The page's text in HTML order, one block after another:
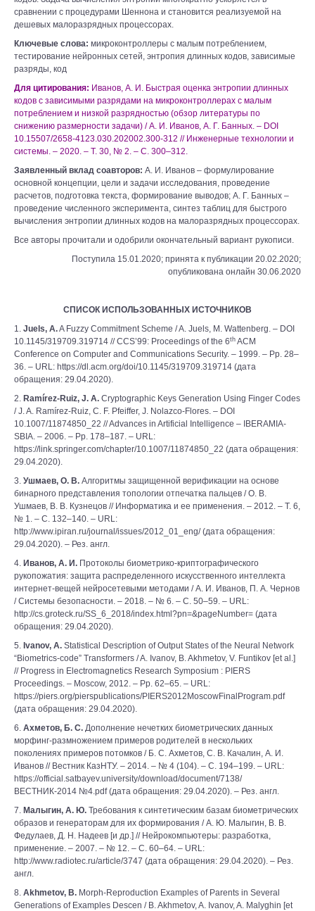
сравнении с процедурами Шеннона и становится реализуемой на
дешевых малоразрядных процессорах.
Ключевые слова: микроконтроллеры с малым потреблением,
тестирование нейронных сетей, энтропия длинных кодов, зависимые
разряды, код
Для цитирования: Иванов, А. И. Быстрая оценка энтропии длинных
кодов с зависимыми разрядами на микроконтроллерах с малым
потреблением и низкой разрядностью (обзор литературы по
снижению размерности задачи) / А. И. Иванов, А. Г. Банных. – DOI
10.15507/2658-4123.030.202002.300-312 // Инженерные технологии и
системы. – 2020. – Т. 30, № 2. – С. 300–312.
Заявленный вклад соавторов: А. И. Иванов – формулирование
основной концепции, цели и задачи исследования, проведение
расчетов, подготовка текста, формирование выводов; А. Г. Банных –
проведение численного эксперимента, синтез таблиц для быстрого
вычисления энтропии длинных кодов на малоразрядных процессорах.
Все авторы прочитали и одобрили окончательный вариант рукописи.
Поступила 15.01.2020; принята к публикации 20.02.2020;
опубликована онлайн 30.06.2020
СПИСОК ИСПОЛЬЗОВАННЫХ ИСТОЧНИКОВ
1. Juels, A.A Fuzzy Commitment Scheme / A. Juels, M. Wattenberg. – DOI
10.1145/319709.319714 // CCS’99: Proceedings of the 6th ACM
Conference on Computer and Communications Security. – 1999. – Pp. 28–
36. – URL: https://dl.acm.org/doi/10.1145/319709.319714 (дата
обращения: 29.04.2020).
2. Ramírez-Ruiz, J. A. Cryptographic Keys Generation Using Finger Codes
/ J. A. Ramírez-Ruiz, C. F. Pfeiffer, J. Nolazco-Flores. – DOI
10.1007/11874850_22 // Advances in Artificial Intelligence – IBERAMIA-
SBIA. – 2006. – Pp. 178–187. – URL:
https://link.springer.com/chapter/10.1007/11874850_22 (дата обращения:
29.04.2020).
3. Ушмаев, О. В. Алгоритмы защищенной верификации на основе
бинарного представления топологии отпечатка пальцев / О. В.
Ушмаев, В. В. Кузнецов // Информатика и ее применения. – 2012. – Т. 6,
№ 1. – С. 132–140. – URL:
http://www.ipiran.ru/journal/issues/2012_01_eng/ (дата обращения:
29.04.2020). – Рез. англ.
4. Иванов, А. И. Протоколы биометрико-криптографического
рукопожатия: защита распределенного искусственного интеллекта
интернет-вещей нейросетевыми методами / А. И. Иванов, П. А. Чернов
/ Системы безопасности. – 2018. – № 6. – С. 50–59. – URL:
http://cs.groteck.ru/SS_6_2018/index.html?pn=&pageNumber= (дата
обращения: 29.04.2020).
5. Ivanov, A. Statistical Description of Output States of the Neural Network
“Biometrics-code” Transformers / A. Ivanov, B. Akhmetov, V. Funtikov [et al.]
// Progress in Electromagnetics Research Symposium : PIERS
Proceedings. – Moscow, 2012. – Pp. 62–65. – URL:
https://piers.org/pierspublications/PIERS2012MoscowFinalProgram.pdf
(дата обращения: 29.04.2020).
6. Ахметов, Б. С. Дополнение нечетких биометрических данных
морфинг-размножением примеров родителей в нескольких
поколениях примеров потомков / Б. С. Ахметов, С. В. Качалин, А. И.
Иванов // Вестник КазНТУ. – 2014. – № 4 (104). – С. 194–199. – URL:
https://official.satbayev.university/download/document/7138/
ВЕСТНИК-2014 №4.pdf (дата обращения: 29.04.2020). – Рез. англ.
7. Малыгин, А. Ю. Требования к синтетическим базам биометрических
образов и генераторам для их формирования / А. Ю. Малыгин, В. В.
Федулаев, Д. Н. Надеев [и др.] // Нейрокомпьютеры: разработка,
применение. – 2007. – № 12. – С. 60–64. – URL:
http://www.radiotec.ru/article/3747 (дата обращения: 29.04.2020). – Рез.
англ.
8. Akhmetov, B. Morph-Reproduction Examples of Parents in Several
Generations of Examples Descen / B. Akhmetov, A. Ivanov, A. Malyghin [et